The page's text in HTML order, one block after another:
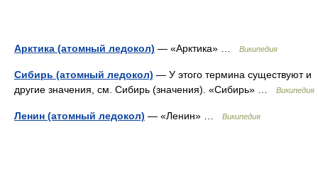
Арктика (атомный ледокол) — «Арктика» … Википедия
Сибирь (атомный ледокол) — У этого термина существуют и
другие значения, см. Сибирь (значения). «Сибирь» …
Википедия
Ленин (атомный ледокол) — «Ленин» … Википедия